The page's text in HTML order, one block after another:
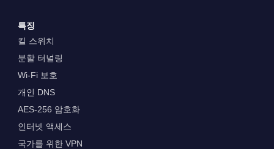
특징
킬 스위치
분할 터널링
Wi-Fi 보호
개인 DNS
AES-256 암호화
인터넷 액세스
국가를 위한 VPN